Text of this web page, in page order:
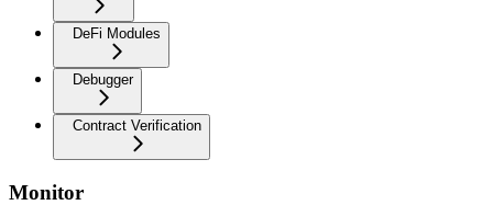
DeFi Modules
Debugger
Contract Verification
Monitor